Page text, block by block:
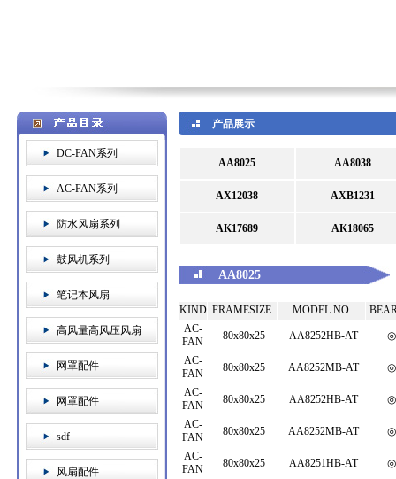
DC-FAN系列
AC-FAN系列
防水风扇系列
鼓风机系列
笔记本风扇
高风量高风压风扇
网罩配件
网罩配件
sdf
风扇配件
产品展示
AA8025 AA8038
AX12038 AXB1231
AK17689 AK18065
AA8025
KIND FRAMESIZE MODEL NO
AC-
FAN
80x80x25 AA8252HB-AT
AC-
FAN
80x80x25 AA8252MB-AT
AC-
FAN
80x80x25 AA8252HB-AT
AC-
FAN
80x80x25 AA8252MB-AT
AC-
FAN
80x80x25 AA8251HB-AT